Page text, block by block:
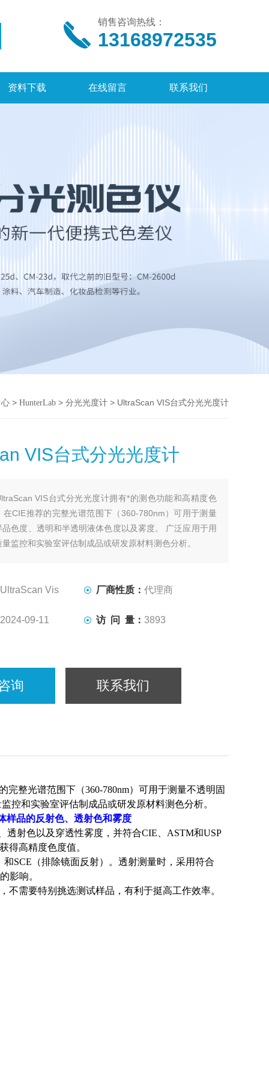
销售咨询热线：
13168972535
资料下载 在线留言 联系我们
> HunterLab> 分光光度计> UltraScan VIS台式分光光度计
VIS台式分光光度计
VIS台式分光光度计拥有*的测色功能和高精度色
在CIE推荐的完整光谱范围下（360-780nm）可用于测量
色度、透明和半透明液体色度以及雾度。 广泛应用于用
监控和实验室评估制成品或研发原材料测色分析。
UltraScan Vis 厂商性质：代理商
2024-09-11 访 问 量：3893
询 联系我们
整光谱范围下（360-780nm）可用于测量不透明固
控和实验室评估制成品或研发原材料测色分析。
样品的反射色、透射色和雾度
透射色以及穿透性雾度，并符合CIE、ASTM和USP
得高精度色度值。
SCE（排除镜面反射）。透射测量时，采用符合
影响。
需要特别挑选测试样品，有利于挺高工作效率。